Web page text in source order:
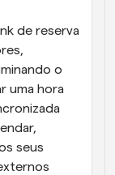
de reserva
o
uma hora
seus